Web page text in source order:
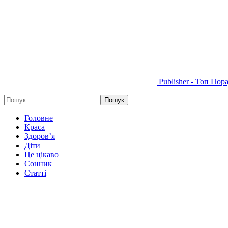
Publisher - Топ
Головне
Краса
Здоров’я
Діти
Це цікаво
Сонник
Статті